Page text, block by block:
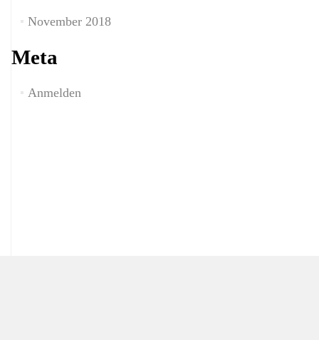
November 2018
Meta
Anmelden